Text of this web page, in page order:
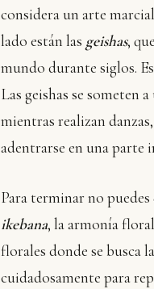
considera un arte
lado están las geishas,
mundo durante siglos.
Las geishas se someten
mientras realizan
adentrarse en una parte
Para terminar no
ikebana, la armonía
florales donde se busca
cuidadosamente para